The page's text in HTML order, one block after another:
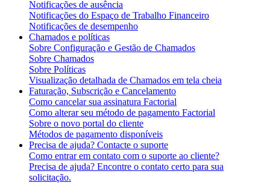
Notificações de ausência
Notificações do Espaço de Trabalho Financeiro
Notificações de desempenho
Chamados e políticas
Sobre Configuração e Gestão de Chamados
Sobre Chamados
Sobre Políticas
Visualização detalhada de Chamados em tela cheia
Faturação, Subscrição e Cancelamento
Como cancelar sua assinatura Factorial
Como alterar seu método de pagamento Factorial
Sobre o novo portal do cliente
Métodos de pagamento disponíveis
Precisa de ajuda? Contacte o suporte
Como entrar em contato com o suporte ao cliente?
Precisa de ajuda? Encontre o contato certo para sua
solicitação.